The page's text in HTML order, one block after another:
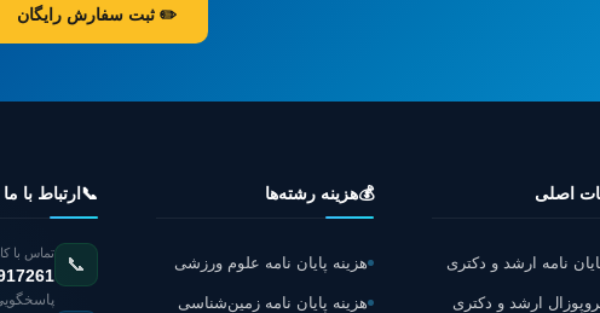
✏️ ثبت سفارش رایگان
اصلی
نامه ارشد و دکتری
ارشد و دکتری
💰هزینه رشته‌ها
هزینه پایان نامه علوم ورزشی
هزینه پایان نامه زمین‌شناسی
📞 ارتباط با ما
📞
تماس با